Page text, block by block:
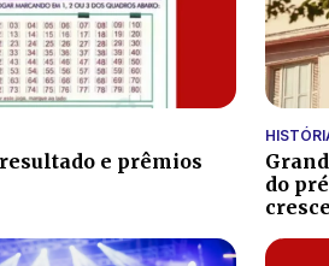
resultado e prêmios
do